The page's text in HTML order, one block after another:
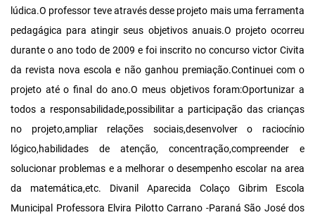
lúdica.O professor teve através desse projeto mais uma ferramenta
pedagágica para atingir seus objetivos anuais.O projeto ocorreu
durante o ano todo de 2009 e foi inscrito no concurso victor Civita
da revista nova escola e não ganhou premiação.Continuei com o
projeto até o final do ano.O meus objetivos foram:Oportunizar a
todos a responsabilidade,possibilitar a participação das crianças
no projeto,ampliar relações sociais,desenvolver o raciocínio
lógico,habilidades de atenção, concentração,compreender e
solucionar problemas e a melhorar o desempenho escolar na area
da matemática,etc. Divanil Aparecida Colaço Gibrim Escola
Municipal Professora Elvira Pilotto Carrano -Paraná São José dos